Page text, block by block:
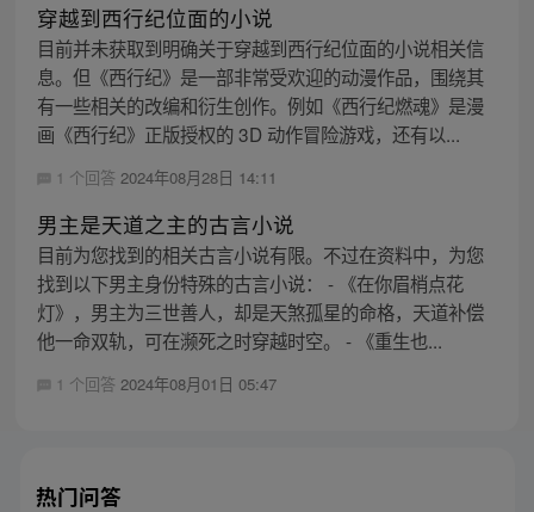
穿越到西行纪位面的小说
目前并未获取到明确关于穿越到西行纪位面的小说相关信
息。但《西行纪》是一部非常受欢迎的动漫作品，围绕其
有一些相关的改编和衍生创作。例如《西行纪燃魂》是漫
画《西行纪》正版授权的 3D 动作冒险游戏，还有以...
1 个回答 2024年08月28日 14:11
男主是天道之主的古言小说
目前为您找到的相关古言小说有限。不过在资料中，为您
找到以下男主身份特殊的古言小说： - 《在你眉梢点花
灯》，男主为三世善人，却是天煞孤星的命格，天道补偿
他一命双轨，可在濒死之时穿越时空。 - 《重生也...
1 个回答 2024年08月01日 05:47
热门问答